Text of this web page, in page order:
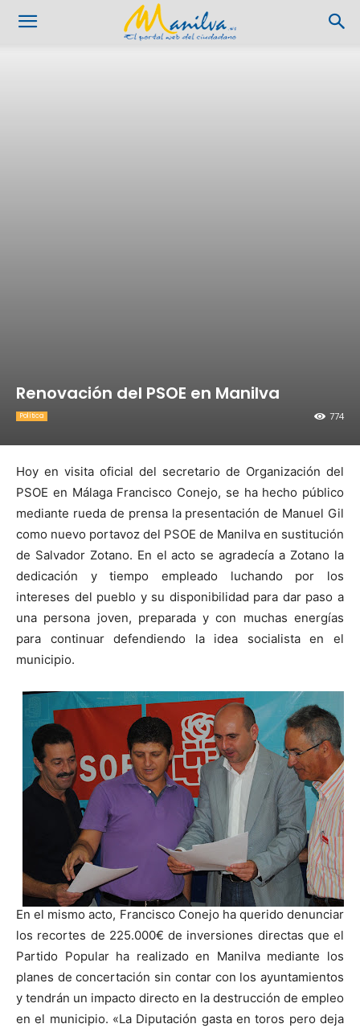
Renovación del PSOE en Manilva
774
Política
Hoy en visita oficial del secretario de Organización del
PSOE en Málaga Francisco Conejo, se ha hecho público
mediante rueda de prensa la presentación de Manuel Gil
como nuevo portavoz del PSOE de Manilva en sustitución
de Salvador Zotano. En el acto se agradecía a Zotano la
dedicación y tiempo empleado luchando por los
intereses del pueblo y su disponibilidad para dar paso a
una persona joven, preparada y con muchas energías
para continuar defendiendo la idea socialista en el
municipio.
En el mismo acto, Francisco Conejo ha querido denunciar
los recortes de 225.000€ de inversiones directas que el
Partido Popular ha realizado en Manilva mediante los
planes de concertación sin contar con los ayuntamientos
y tendrán un impacto directo en la destrucción de empleo
en el municipio. «La Diputación gasta en toros pero deja